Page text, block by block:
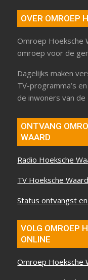
OVER OMROEP
Omroep Hoeksche
omroep voor de
Dagelijks maken
TV-programma’s
de inwoners van de
ONTVANG
WAARD
Radio Hoeksche
TV Hoeksche Waard
Status ontvangst
VOLG OMROEP
ONLINE
Omroep Hoeksche